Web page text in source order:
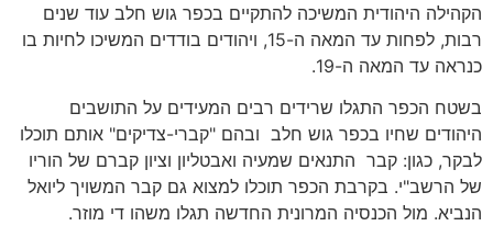
הקהילה היהודית המשיכה להתקיים בכפר גוש חלב עוד שנים
רבות, לפחות עד המאה ה-15, ויהודים בודדים המשיכו לחיות בו
כנראה עד המאה ה-19.
בשטח הכפר התגלו שרידים רבים המעידים על התושבים
היהודים שחיו בכפר גוש חלב ובהם "קברי-צדיקים" אותם תוכלו
לבקר, כגון: קבר התנאים שמעיה ואבטליון וציון קברם של הוריו
של הרשב"י. בקרבת הכפר תוכלו למצוא גם קבר המשויך ליואל
הנביא. מול הכנסיה המרונית החדשה תגלו משהו די מוזר.